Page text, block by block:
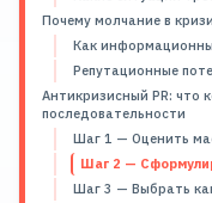
Почему молчание в
Как
Репутационные
Антикризисный PR: что
последовательности
Шаг 1 — Оценить
Шаг 2 —
Шаг 3 — Выбрать